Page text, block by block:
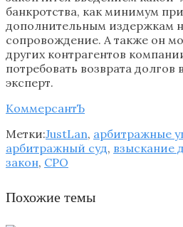
банкротства, как минимум
дополнительным издержкам
сопровождение. А также он
других контрагентов
потребовать возврата долгов
эксперт.
КоммерсантЪ
Метки:JustLan, арбитражные
арбитражный суд, взыскание
закон, СРО
Похожие темы